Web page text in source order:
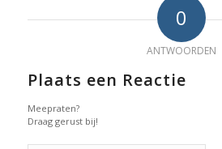
0
ANTWOORDEN
Plaats een Reactie
Meepraten?
Draag gerust bij!